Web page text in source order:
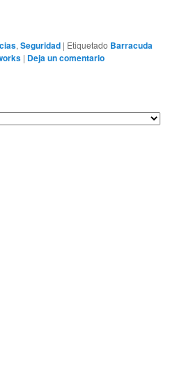
,Seguridad | Etiquetado Barracuda
| Deja un comentario